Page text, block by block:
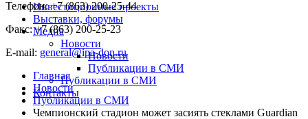
Инвестиционные проекты
Выставки, форумы
Медиа
Новости
Новости
Публикации в СМИ
Публикации в СМИ
Контакты
Телефон: +7 (863) 200-25-44
Факс: +7 (863) 200-25-23
E-mail: general@ipa-don.ru
Главная
Новости
Публикации в СМИ
Чемпионский стадион может засиять стеклами Guardian